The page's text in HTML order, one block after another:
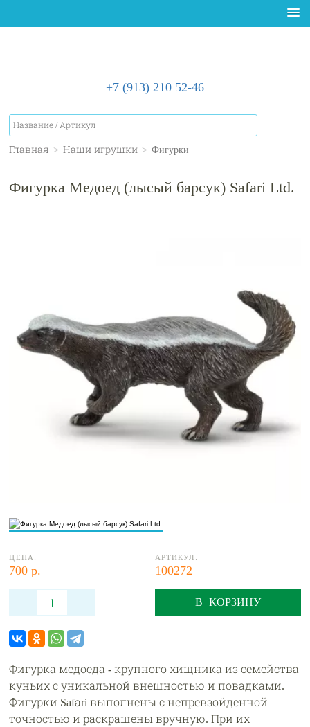
+7 (913) 210 52-46
Главная > Наши игрушки > Фигурки
Фигурка Медоед (лысый барсук) Safari Ltd.
ЦЕНА:
700 р.
АРТИКУЛ:
100272
В КОРЗИНУ
Фигурка медоеда - крупного хищника из семейства
куньих с уникальной внешностью и повадками.
Фигурки Safаri выполнены с непревзойденной
точностью и раскрашены вручную. При их